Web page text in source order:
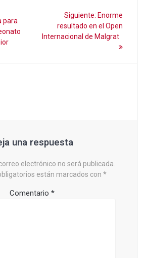
p
para
Siguiente: Siguiente
entrada:
Enorme
resultado en el Open
Internacional de Malgrat
una respuesta
electrónico no será publicada.
están marcados con *
Comentario *